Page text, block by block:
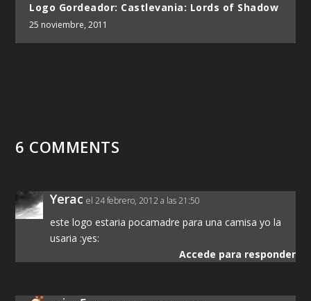
Logo Gordeador: Castlevania: Lords of Shadow
25 noviembre, 2011
6 COMMENTS
Yerac el 24 febrero, 2012 a las 21:50
este logo estaria pocamadre para una camisa yo la
usaria :yes:
Accede para responder